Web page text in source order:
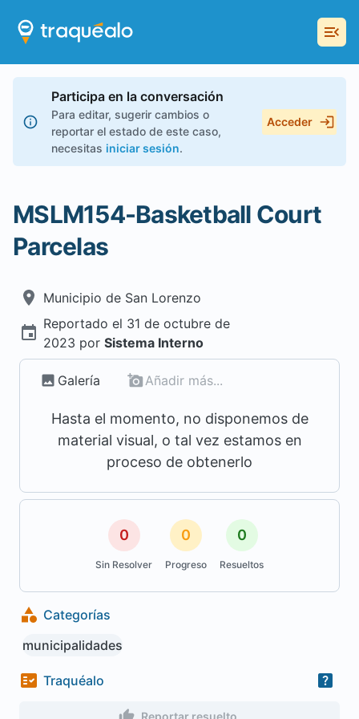
Participa en la conversación
Para editar, sugerir cambios o
reportar el estado de este caso,
necesitas iniciar sesión.
Acceder
MSLM154-Basketball Court
Parcelas
Municipio de San Lorenzo
Reportado el 31 de octubre de
2023 por Sistema Interno
Galería Añadir más...
Hasta el momento, no disponemos de
material visual, o tal vez estamos en
proceso de obtenerlo
0
Sin Resolver
0
Progreso
0
Resueltos
Categorías
municipalidades
Traquéalo
Reportar resuelto